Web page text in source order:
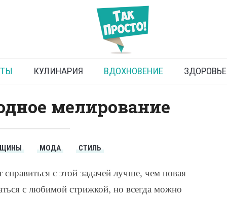
мелирование — 2019
КУЛИНАРИЯ ВДОХНОВЕНИЕ ЗДОРОВЬЕ
мелирование
МОДА СТИЛЬ
с этой задачей лучше, чем новая
с любимой стрижкой, но всегда можно